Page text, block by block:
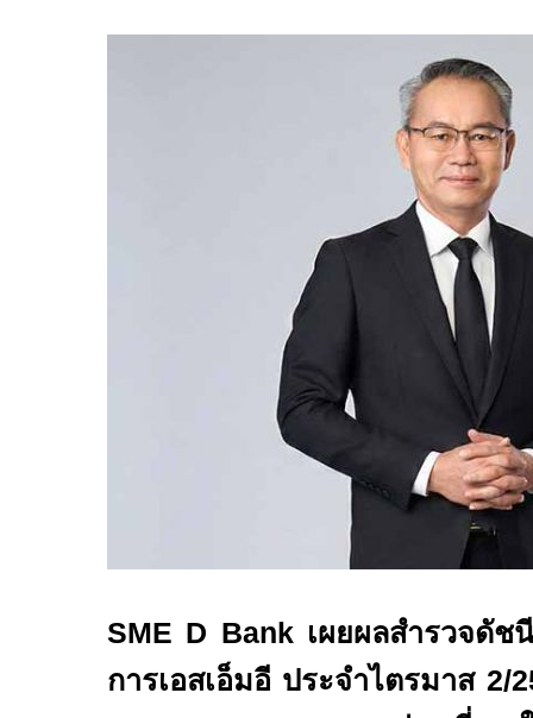
SME D Bank เผยผลสำรวจดัช
การเอสเอ็มอี ประจำไตรมาส 2/